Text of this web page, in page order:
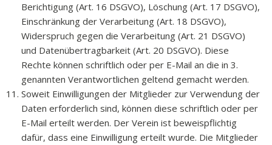
Berichtigung (Art. 16 DSGVO), Löschung (Art. 17 DSGVO),
Einschränkung der Verarbeitung (Art. 18 DSGVO),
Widerspruch gegen die Verarbeitung (Art. 21 DSGVO)
und Datenübertragbarkeit (Art. 20 DSGVO). Diese
Rechte können schriftlich oder per E-Mail an die in 3.
genannten Verantwortlichen geltend gemacht werden.
Soweit Einwilligungen der Mitglieder zur Verwendung der
Daten erforderlich sind, können diese schriftlich oder per
E-Mail erteilt werden. Der Verein ist beweispflichtig
dafür, dass eine Einwilligung erteilt wurde. Die Mitglieder